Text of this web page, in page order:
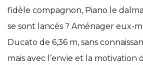
fidèle compagnon, Piano le
se sont lancés ? Aménager eux-
Ducato de 6,36 m, sans
mais avec l’envie et la motivation